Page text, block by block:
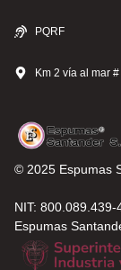
© 2025 Espumas
NIT: 800.089.439-
Espumas
PQRF
Km 2 vía al mar